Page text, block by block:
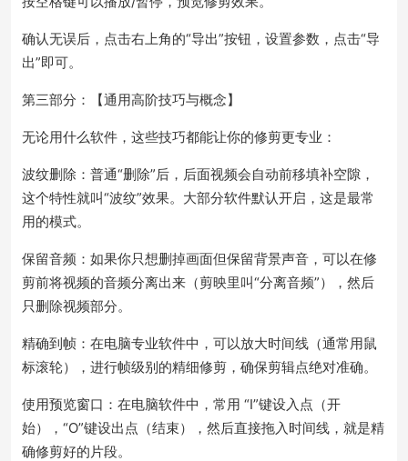
确认无误后，点击右上角的“导出”按钮，设置参数，点击“导
出”即可。
第三部分：【通用高阶技巧与概念】
无论用什么软件，这些技巧都能让你的修剪更专业：
波纹删除：普通“删除”后，后面视频会自动前移填补空隙，
这个特性就叫“波纹”效果。大部分软件默认开启，这是最常
用的模式。
保留音频：如果你只想删掉画面但保留背景声音，可以在修
剪前将视频的音频分离出来（剪映里叫“分离音频”），然后
只删除视频部分。
精确到帧：在电脑专业软件中，可以放大时间线（通常用鼠
标滚轮），进行帧级别的精细修剪，确保剪辑点绝对准确。
使用预览窗口：在电脑软件中，常用 “I”键设入点（开
始），“O”键设出点（结束），然后直接拖入时间线，就是精
确修剪好的片段。